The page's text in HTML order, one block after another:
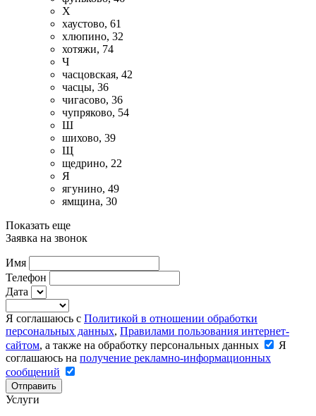
Х
хаустово, 61
хлюпино, 32
хотяжи, 74
Ч
часцовская, 42
часцы, 36
чигасово, 36
чупряково, 54
Ш
шихово, 39
Щ
щедрино, 22
Я
ягунино, 49
ямщина, 30
Показать еще
Заявка на звонок
Имя
Телефон
Дата
Я соглашаюсь с Политикой в отношении обработки
персональных данных, Правилами пользования интернет-
сайтом, а также на обработку персональных данных
Я
соглашаюсь на получение рекламно-информационных
сообщений
Отправить
Услуги